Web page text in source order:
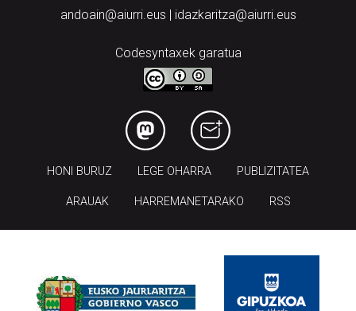
andoain@aiurri.eus | idazkaritza@aiurri.eus
Codesyntaxek garatua
HONI BURUZ LEGE OHARRA PUBLIZITATEA
ARAUAK HARREMANETARAKO RSS